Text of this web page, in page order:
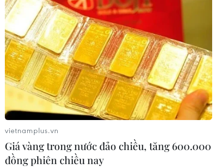
29/01/2020 14:18
Bộ Giao thông Vận tải yêu cầu Cục Hàng không tạm
thời ngừng cấp phép các chuyến bay từ Việt Nam đến
vùng có dịch của Trung Quốc và ngừng tất cả các
chuyến bay từ vùng có dịch nCoV đến Việt Nam.
vietnamplus.vn
Giá vàng trong nước đảo chiều, tăng 600.000
đồng phiên chiều nay